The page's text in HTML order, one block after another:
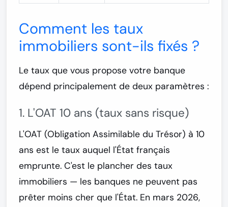
Comment les taux
immobiliers sont-ils fixés ?
Le taux que vous propose votre banque
dépend principalement de deux paramètres :
1. L'OAT 10 ans (taux sans risque)
L'OAT (Obligation Assimilable du Trésor) à 10
ans est le taux auquel l'État français
emprunte. C'est le plancher des taux
immobiliers — les banques ne peuvent pas
prêter moins cher que l'État. En mars 2026,